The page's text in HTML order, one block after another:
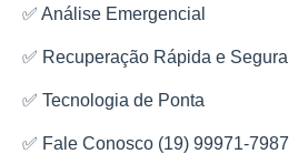
✅ Análise Emergencial
✅ Recuperação Rápida e Segura
✅ Tecnologia de Ponta
✅ Fale Conosco (19) 99971-7987